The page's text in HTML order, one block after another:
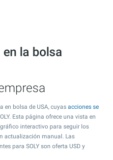
en la bolsa
en bolsa de USA, cuyas acciones se
Esta página ofrece una vista en
interactivo para seguir los
actualización manual. Las
para SOLY son oferta USD y